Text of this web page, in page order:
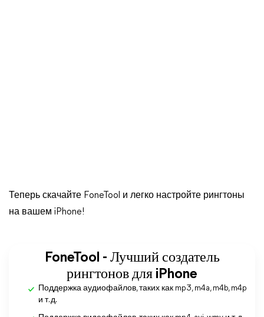
Теперь скачайте FoneTool и легко настройте рингтоны
на вашем iPhone!
FoneTool - Лучший создатель
рингтонов для iPhone
Поддержка аудиофайлов, таких как mp3, m4a, m4b, m4p
и т. д.